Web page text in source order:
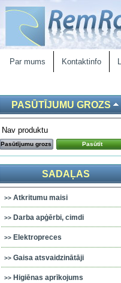
Par mums Kontaktinfo
PASŪTĪJUMU GROZS
Nav produktu
Pasūtījumu grozs Pasūtīt
SADAĻAS
Atkritumu maisi
Darba apģērbi, cimdi
Elektropreces
Gaisa atsvaidzinātāji
Higiēnas aprīkojums